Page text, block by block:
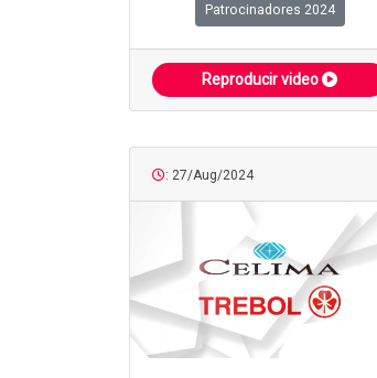
Patrocinadores 2024
Reproducir video
: 27/Aug/2024